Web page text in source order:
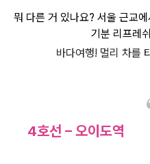
뭐 다른 거 있나요? 서울 근교
기분 리프레
바다여행! 멀리 차를
4호선 – 오이도역